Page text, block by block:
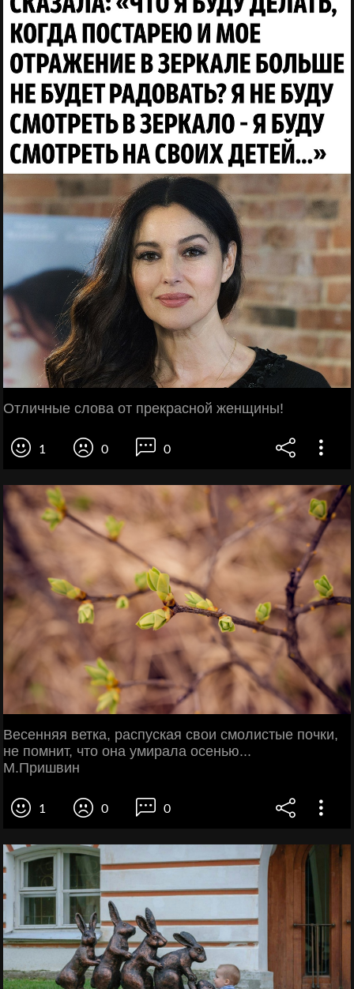
Отличные слова от прекрасной женщины!
1 0 0
Весенняя ветка, распуская свои смолистые почки,
не помнит, что она умирала осенью...
М.Пришвин
1 0 0